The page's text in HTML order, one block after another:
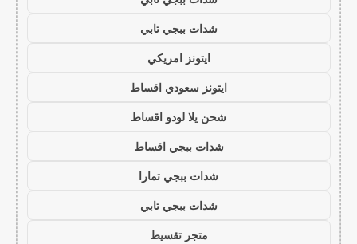
شدات ببجي تابي
ايتونز امريكي
ايتونز سعودي اقساط
شحن يلا لودو اقساط
شدات ببجي اقساط
شدات ببجي تمارا
شدات ببجي تابي
متجر تقسيط